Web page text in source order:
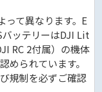
って異なります。E
ッテリーはDJI Lit
RC 2付属）の機体
められています。
規制を必ずご確認